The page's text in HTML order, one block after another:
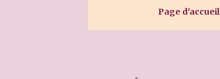
Page d'accueil